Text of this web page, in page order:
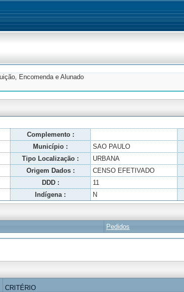
Encomenda e Alunado
Complemento :
Município : SAO PAULO
Tipo Localização : URBANA
Origem Dados : CENSO EFETIVADO
DDD : 11
Indígena : N
Pedidos
CRITÉRIO